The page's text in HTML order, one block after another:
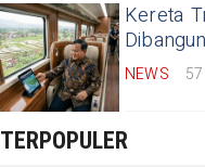
Kereta
NEWS
TERPOPULER